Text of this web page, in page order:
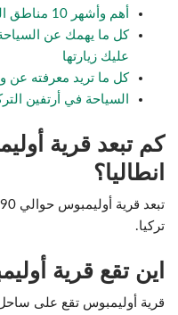
أهم وأشهر 10 مناطق السياحة في إسطنبول
عليك زيارتها
كل ما تريد معرفته عن
السياحة في أرتفين
كم تبعد قرية
انطاليا؟
تركيا.
اين تقع قرية
قرية أوليمبوس تقع على